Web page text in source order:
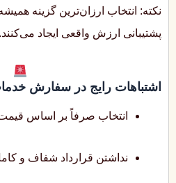
نکته: انتخاب ارزان‌ترین گزینه
پشتیبانی ارزش واقعی ایجاد می‌کنند.
اشتباهات رایج در سفارش
انتخاب صرفاً بر اساس
نداشتن قرارداد شفاف و